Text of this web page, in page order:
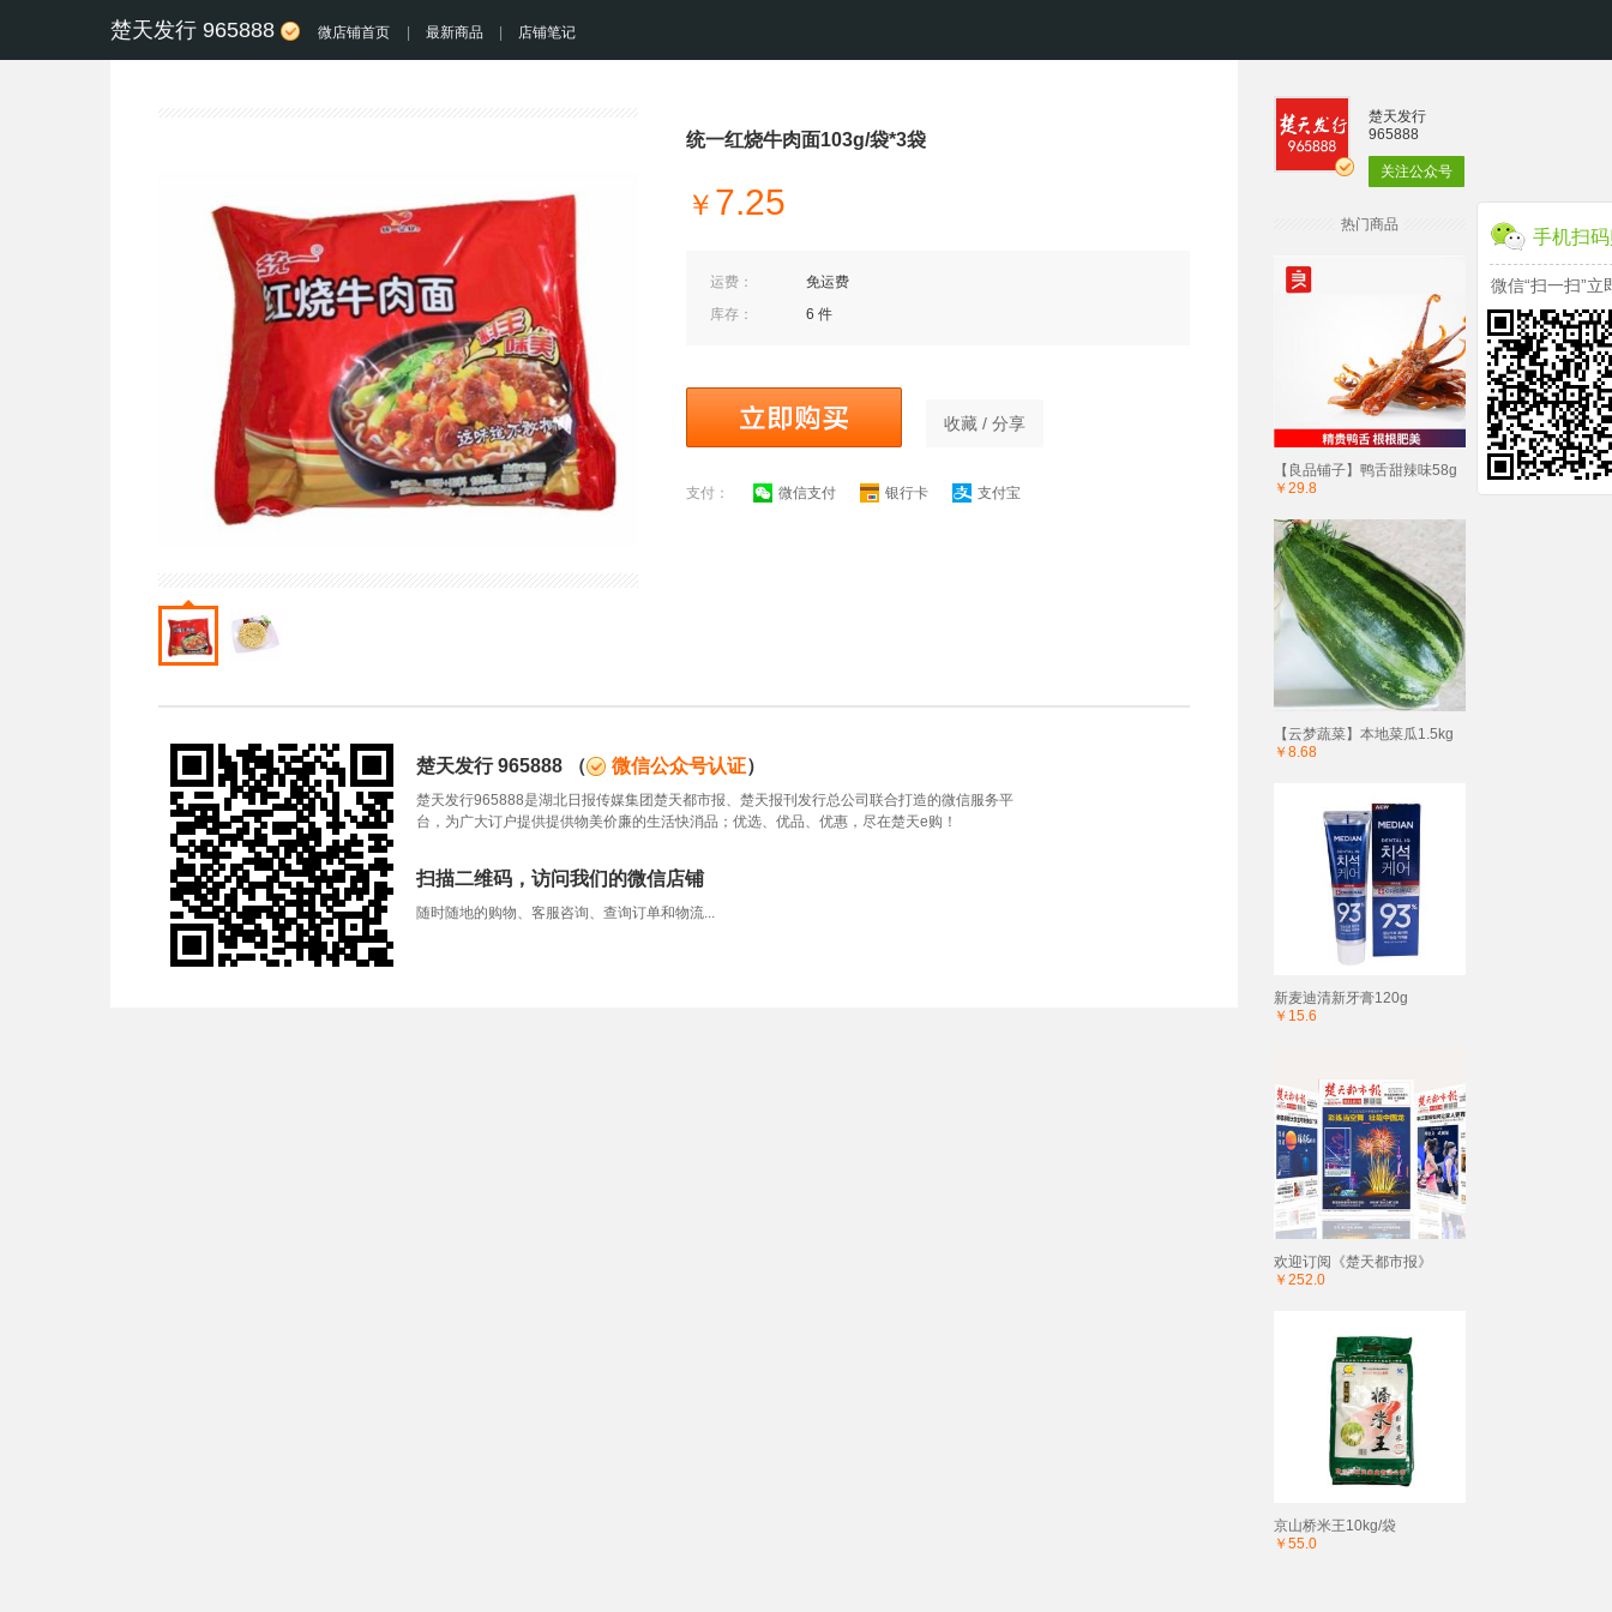
楚天发行 965888 微店铺首页 最新商品 店铺笔记
统一红烧牛肉面103g/袋*3袋
￥ 7.25
运费：
免运费
库存：
6 件
收藏 / 分享
支付： 微信支付 银行卡 支付宝
楚天发行 965888 （ 微信公众号认证）
楚天发行965888是湖北日报传媒集团楚天都市报、楚天报刊发行总公司联合打造的微信服务平
台，为广大订户提供提供物美价廉的生活快消品；优选、优品、优惠，尽在楚天e购！
扫描二维码，访问我们的微信店铺
随时随地的购物、客服咨询、查询订单和物流...
楚天发行
965888
关注公众号
热门商品
【良品铺子】鸭舌甜辣味58g
￥29.8
【云梦蔬菜】本地菜瓜1.5kg
￥8.68
新麦迪清新牙膏120g
￥15.6
欢迎订阅《楚天都市报》
￥252.0
京山桥米王10kg/袋
￥55.0
手机扫
微信“扫一扫”立